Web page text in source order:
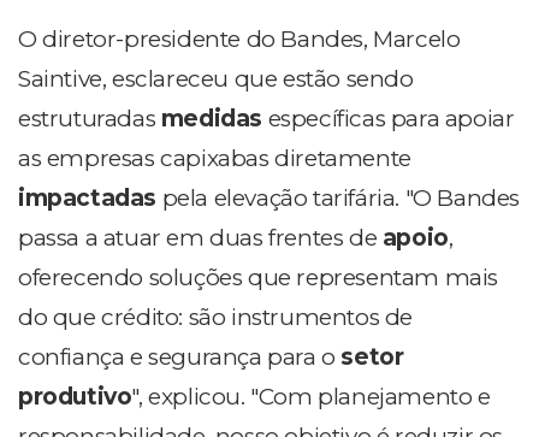
O diretor-presidente do Bandes, Marcelo
Saintive, esclareceu que estão sendo
estruturadas medidas específicas para apoiar
as empresas capixabas diretamente
impactadas pela elevação tarifária. "O Bandes
passa a atuar em duas frentes de apoio,
oferecendo soluções que representam mais
do que crédito: são instrumentos de
confiança e segurança para o setor
produtivo", explicou. "Com planejamento e